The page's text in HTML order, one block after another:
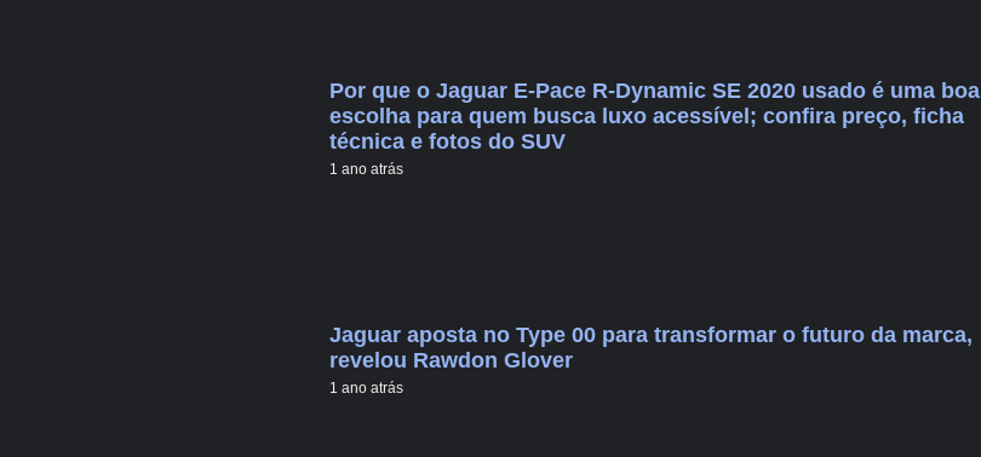
Por que o Jaguar E-Pace R-Dynamic SE 2020 usado é uma boa
escolha para quem busca luxo acessível; confira preço, ficha
técnica e fotos do SUV
1 ano atrás
Jaguar aposta no Type 00 para transformar o futuro da marca,
revelou Rawdon Glover
1 ano atrás